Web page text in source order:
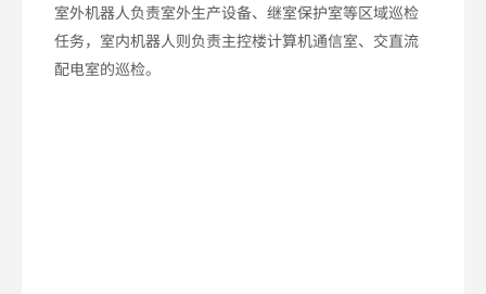
室外机器人负责室外生产设备、继室保护室等区域巡检
任务，室内机器人则负责主控楼计算机通信室、交直流
配电室的巡检。